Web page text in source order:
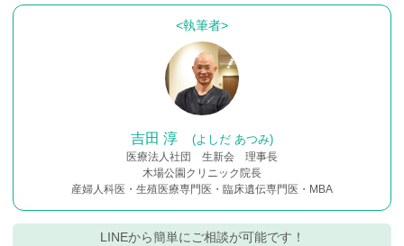
吉田 淳 (よしだ あつみ)
医療法人社団 生新会 理事長
木場公園クリニック院長
産婦人科医・生殖医療専門医・臨床遺伝専門医・MBA
LINEから簡単にご相談が可能です！